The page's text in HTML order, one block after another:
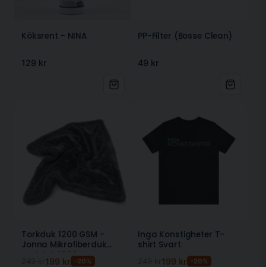
Köksrent - NINA
129 kr
PP-Filter (Bosse Clean)
49 kr
Torkduk 1200 GSM -
Jonna Mikrofiberduk
Torkduk 1200 GSM
199 kr -20%
Inga Konstigheter T-
shirt Svart
199 kr -20%